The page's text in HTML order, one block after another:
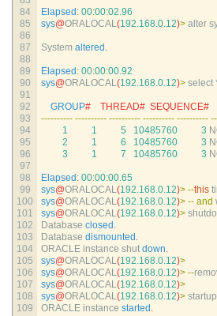
84
85
86
87
88
89
90
91
92
93
94
95
96
97
98
99
100
101
102
103
104
105
106
107
108
109
Elapsed : 00:00:02.96
sys@ORALOCAL(192.168.0.12)> alter
System altered .
Elapsed : 00:00:00.92
sys@ORALOCAL(192.168.0.12)> select
GROUP#    THREAD#  SEQUENCE#
---------- ---------- ---------- ---------- ---------- --
1
1 5 10485760 3
2
1 6 10485760 3
3
1 7 10485760 3
Elapsed : 00:00:00.65
sys@ORALOCAL(192.168.0.12)> --this
sys@ORALOCAL(192.168.0.12)> -- and
sys@ORALOCAL(192.168.0.12)>
Database closed .
Database dismounted .
ORACLE instance shut down.
sys@ORALOCAL(192.168.0.12)>
sys@ORALOCAL(192.168.0.12)> --
sys@ORALOCAL(192.168.0.12)>
sys@ORALOCAL(192.168.0.12)> startup
ORACLE instance started .